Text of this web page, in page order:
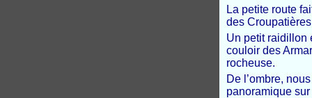
La petite route
des
Un petit raidillon
couloir des
rocheuse.
De l’ombre,
panoramique